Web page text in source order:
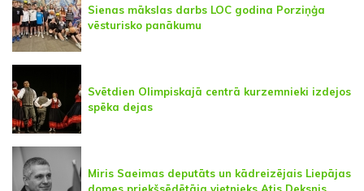
Sienas mākslas darbs LOC godina Porziņģa
vēsturisko panākumu
Svētdien Olimpiskajā centrā kurzemnieki izdejos
spēka dejas
Miris Saeimas deputāts un kādreizējais Liepājas